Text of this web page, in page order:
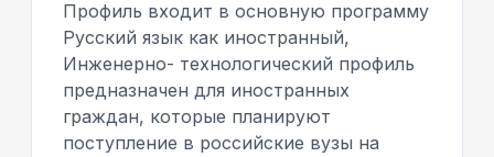
Профиль входит в основную программу
Русский язык как иностранный,
Инженерно- технологический профиль
предназначен для иностранных
граждан, которые планируют
поступление в российские вузы на